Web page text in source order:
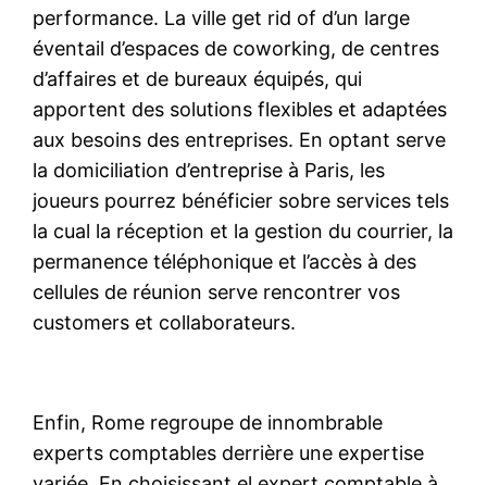
performance. La ville get rid of d’un large
éventail d’espaces de coworking, de centres
d’affaires et de bureaux équipés, qui
apportent des solutions flexibles et adaptées
aux besoins des entreprises. En optant serve
la domiciliation d’entreprise à Paris, les
joueurs pourrez bénéficier sobre services tels
la cual la réception et la gestion du courrier, la
permanence téléphonique et l’accès à des
cellules de réunion serve rencontrer vos
customers et collaborateurs.
Enfin, Rome regroupe de innombrable
experts comptables derrière une expertise